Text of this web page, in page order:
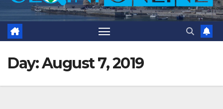
Day:August 7, 2019